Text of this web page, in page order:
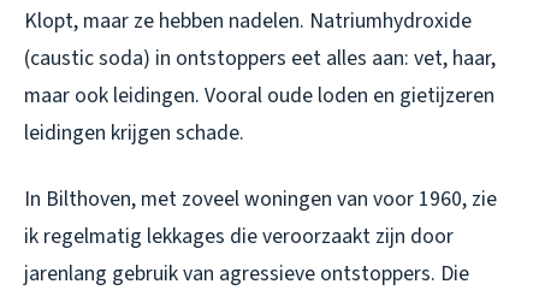
Klopt, maar ze hebben nadelen. Natriumhydroxide
(caustic soda) in ontstoppers eet alles aan: vet, haar,
maar ook leidingen. Vooral oude loden en gietijzeren
leidingen krijgen schade.
In Bilthoven, met zoveel woningen van voor 1960, zie
ik regelmatig lekkages die veroorzaakt zijn door
jarenlang gebruik van agressieve ontstoppers. Die